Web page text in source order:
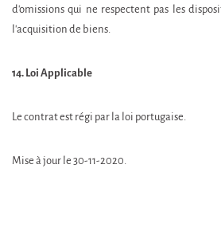
d'omissions qui ne respectent pas les
l'acquisition de biens.
14. Loi Applicable
Le contrat est régi par la loi portugaise.
Mise à jour le 30-11-2020.